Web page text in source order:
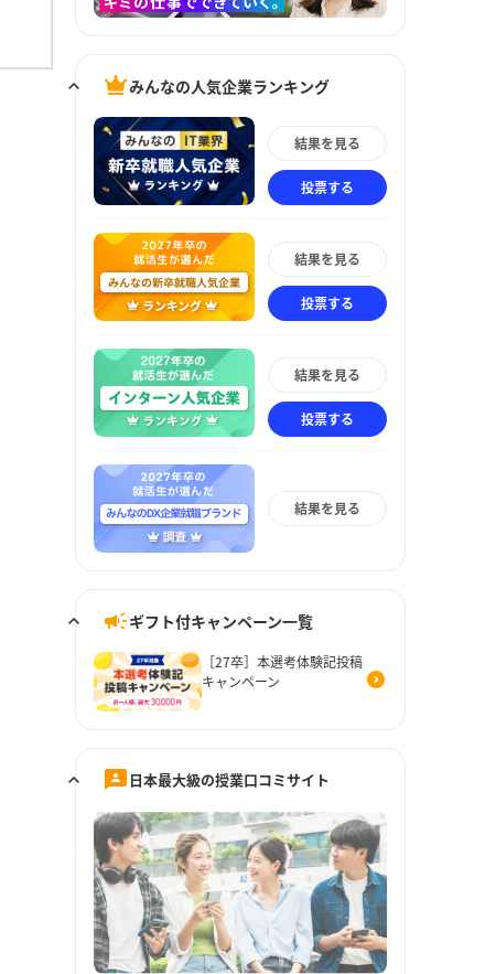
みんなの人気企業ランキング
結果を見る
投票する
結果を見る
投票する
結果を見る
投票する
結果を見る
ギフト付キャンペーン一覧
［27卒］本選考体験記投稿
キャンペーン
日本最大級の授業口コミサイト